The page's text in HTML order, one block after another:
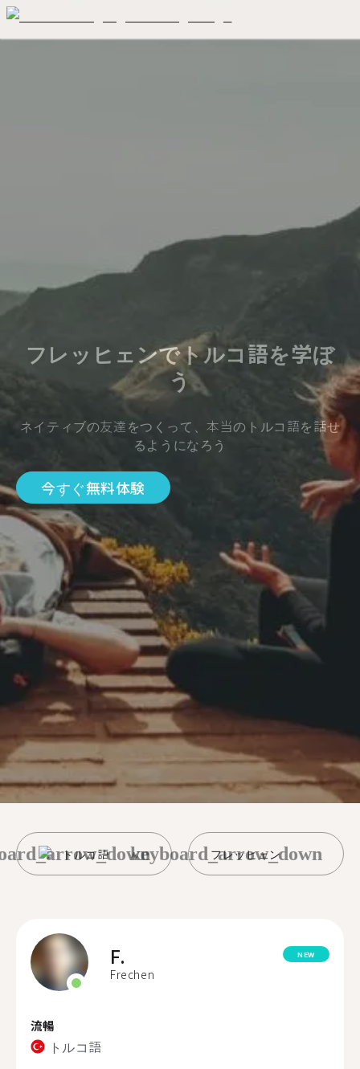
フレッヒェンでトルコ語を学ぼ
う
ネイティブの友達をつくって、本当のトルコ語を話せ
るようになろう
今すぐ無料体験
トルコ語 フレッヒェン
keyboard_arrow_down
F.
Frechen
NEW
流暢
トルコ語